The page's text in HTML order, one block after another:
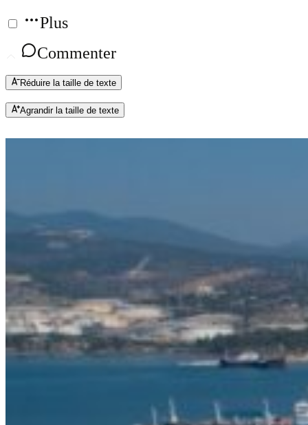
Plus
Commenter
Réduire la taille de texte
Agrandir la taille de texte